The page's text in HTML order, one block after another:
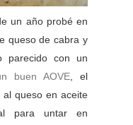
un año probé en
queso de cabra y
parecido con un
buen AOVE, el
queso en aceite
para untar en